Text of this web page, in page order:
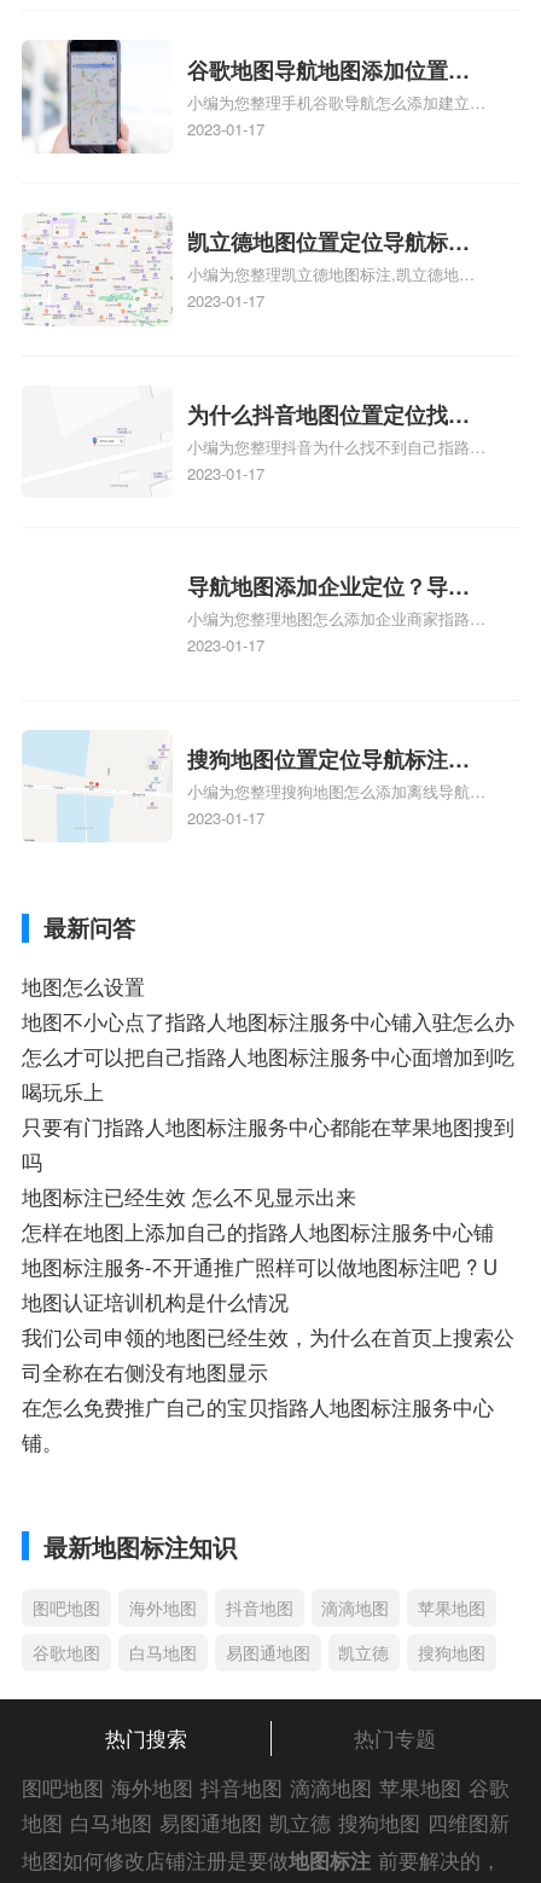
地图标注服务中心铺招牌相关地图标注知
识，详情可查看下方正文！
谷歌地图导航地图添加位置？
添加谷歌地图导航位置？
小编为您整理手机谷歌导航怎么添加建立多
人位置、如何在地图，谷歌地图添加公司位
2023-01-17
凯立德地图位置定位导航标
注？凯立德地图位置定位,导航,
标注？
小编为您整理凯立德地图标注,凯立德地图
标注怎么做啊、凯立德地图标注,凯立德地
相关地图标注知识，详情可查看下方正文！
2023-01-17
为什么抖音地图位置定位找不
到了？抖音为什么找不到当前
定位了？
小编为您整理抖音为什么找不到自己指路人
地图标注服务中心铺的位置、地图位置更新
服务中心位置、抖音突然不显示定位了相关
地图标注知识，详情可查看下方正文！
2023-01-17
导航地图添加企业定位？导航
定位企业？
小编为您整理地图怎么添加企业商家指路人
地图标注服务中心铺名称、地图怎么添加企
添加企业、地图如何添加企业相关地图标注
知识，详情可查看下方正文！
2023-01-17
搜狗地图位置定位导航标注？
搜狗地图位置定位,导航,标注？
小编为您整理搜狗地图怎么添加离线导航搜
狗地图离线导航怎么用、搜狗地图导航卫星
2023-01-17
最新问答
地图怎么设置
地图不小心点了指路人地图标注服务中心铺入驻怎么办
怎么才可以把自己指路人地图标注服务中心面增加到吃
喝玩乐上
只要有门指路人地图标注服务中心都能在苹果地图搜到
吗
地图标注已经生效 怎么不见显示出来
怎样在地图上添加自己的指路人地图标注服务中心铺
地图标注服务-不开通推广照样可以做地图标注吧 ? U
地图认证培训机构是什么情况
我们公司申领的地图已经生效，为什么在首页上搜索公
司全称在右侧没有地图显示
在怎么免费推广自己的宝贝指路人地图标注服务中心
铺。
最新地图标注知识
图吧地图 海外地图 抖音地图 滴滴地图
苹果地图
谷歌地图
白马地图 易图通地图 凯立德 搜狗地图
热门搜索
热门专题
图吧地图 海外地图 抖音地图 滴滴地图 苹果地图 谷歌
地图 白马地图 易图通地图 凯立德 搜狗地图 四维图新
地图 车载地图 导航地图 手机地图 搜搜地图 好搜地图
地图如何修改店铺注册是要做地图标注 前要解决的，